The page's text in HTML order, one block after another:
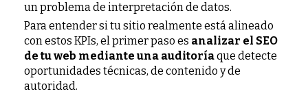
un problema de interpretación de datos.
Para entender si tu sitio realmente está alineado
con estos KPIs, el primer paso es analizar el SEO
de tu web mediante una auditoríaque detecte
oportunidades técnicas, de contenido y de
autoridad.